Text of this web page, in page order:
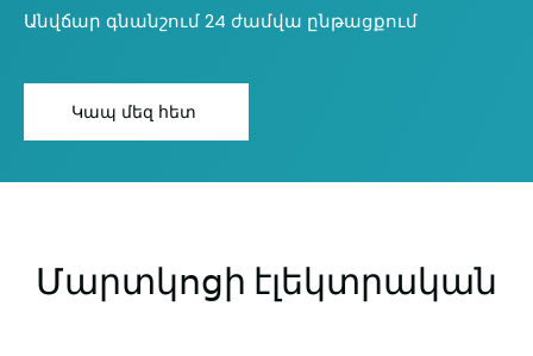
Անվճար գնանշում 24 ժամվա ընթացքում
Կապ մեզ հետ
Մարտկոցի էլեկտրական